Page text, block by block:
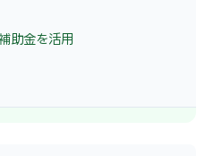
助金を活用